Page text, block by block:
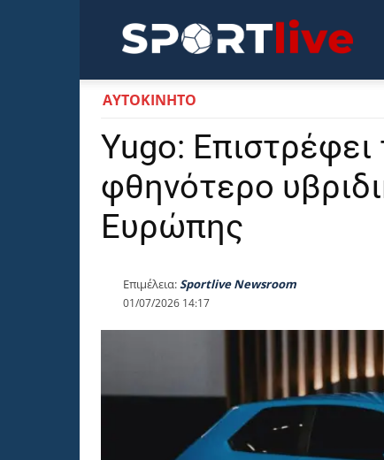
ΑΥΤΟΚΙΝΗΤΟ
Yugo:
φθηνότερο
Ευρώπης
Επιμέλεια:Sportlive Newsroom
01/07/2026 14:17